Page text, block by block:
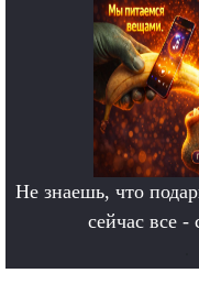
Не знаешь, что
сейчас все -